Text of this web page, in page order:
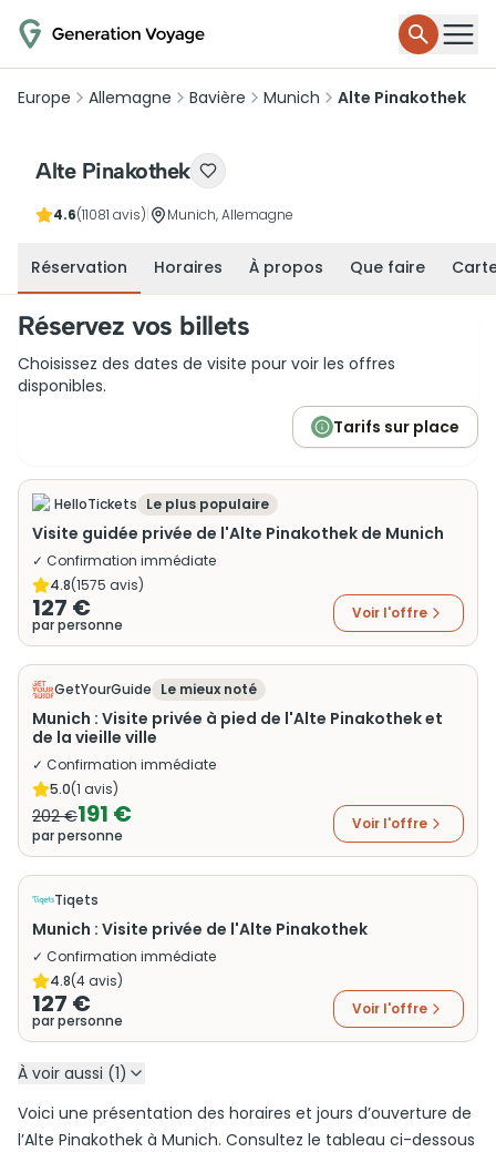
Europe Allemagne Bavière Munich Alte Pinakothek
Alte Pinakothek
4.6(11081 avis) Munich, Allemagne
Réservation Horaires À propos Que faire
Réservez vos billets
Choisissez des dates de visite pour voir les offres
disponibles.
Tarifs sur place
HelloTickets Le plus populaire
Visite guidée privée de l'Alte Pinakothek de Munich
✓ Confirmation immédiate
4.8(1575 avis)
127 €
par personne
Voir l'offre
GetYourGuide Le mieux noté
Munich : Visite privée à pied de l'Alte Pinakothek et
de la vieille ville
✓ Confirmation immédiate
5.0(1 avis)
202 €191 €
par personne
Voir l'offre
Tiqets
Munich : Visite privée de l'Alte Pinakothek
✓ Confirmation immédiate
4.8(4avis)
127 €
par personne
Voir l'offre
À voir aussi (1)
Voici une présentation des horaires et jours d’ouverture de
l’Alte Pinakothek à Munich. Consultez le tableau ci-dessous